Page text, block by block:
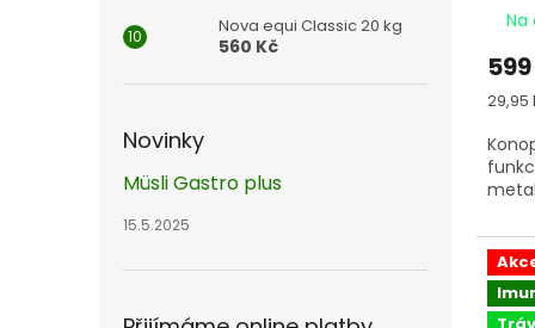
Nova equi Classic 20 kg
560 Kč
Novinky
Müsli Gastro plus
15.5.2025
Na
Měrná
29,95